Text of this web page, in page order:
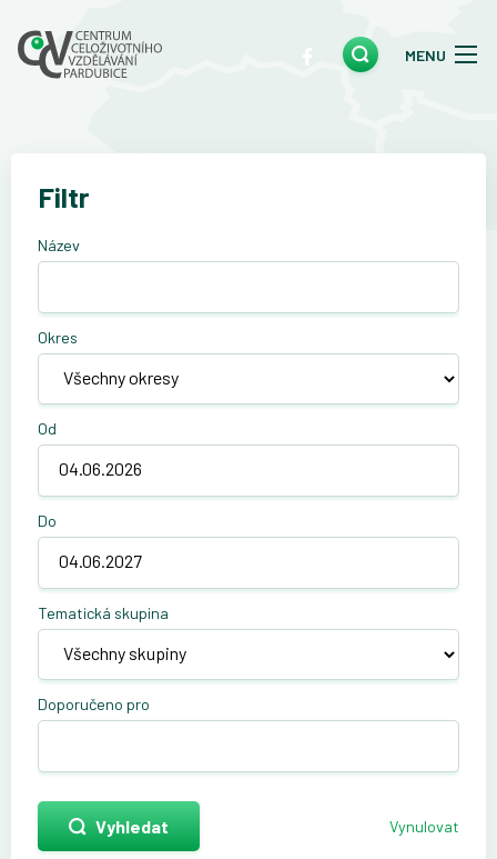
MENU
Filtr
Název
Okres
Od
Do
Tematická skupina
Doporučeno pro
Vyhledat Vynulovat